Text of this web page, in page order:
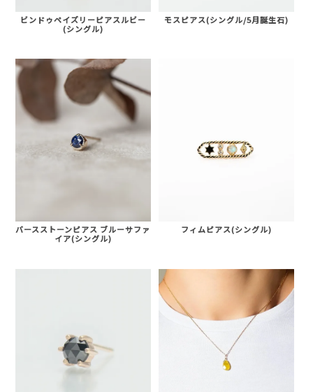
ビンドゥペイズリーピアスルビー
(シングル)
モスピアス(シングル/5月誕生石)
バースストーンピアス ブルーサファ
イア(シングル)
フィムピアス(シングル)